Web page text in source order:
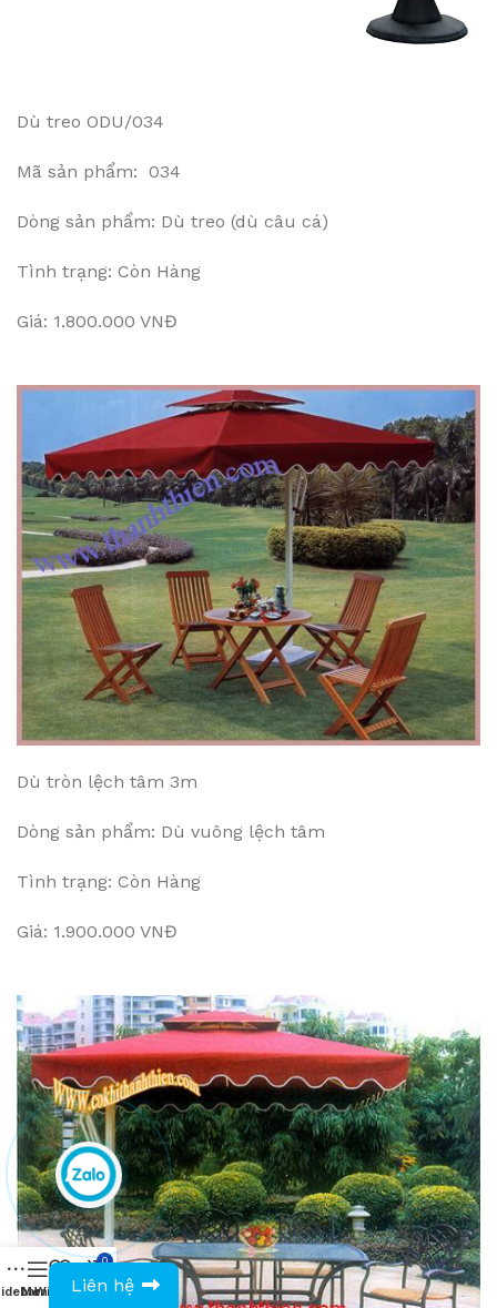
Dù treo ODU/034
Mã sản phẩm: 034
Dòng sản phẩm: Dù treo (dù câu cá)
Tình trạng: Còn Hàng
Giá: 1.800.000 VNĐ
Dù tròn lệch tâm 3m
Dòng sản phẩm: Dù vuông lệch tâm
Tình trạng: Còn Hàng
Giá: 1.900.000 VNĐ
MenuWishlistCompare
0
Cart
Liên hệ
0943594386